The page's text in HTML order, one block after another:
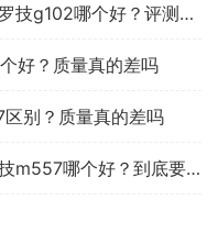
「必看分析」达尔优em908和罗技g102哪个好？评测教你怎么选
好？质量真的差吗
别？质量真的差吗
人气博主爆料雷柏7200m和罗技m557哪个好？到底要怎么选择